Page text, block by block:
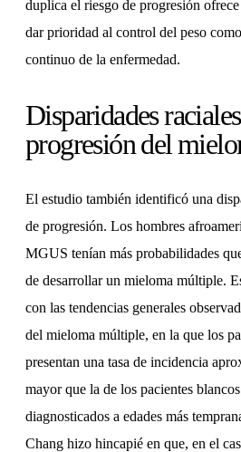
duplica el riesgo de progresión
dar prioridad al control del peso
continuo de la enfermedad.
Disparidades
progresión del
El estudio también identificó una
de progresión. Los hombres
MGUS tenían más probabilidades
de desarrollar un mieloma múltiple.
con las tendencias generales
del mieloma múltiple, en la que los
presentan una tasa de incidencia
mayor que la de los pacientes
diagnosticados a edades más
Chang hizo hincapié en que, en el